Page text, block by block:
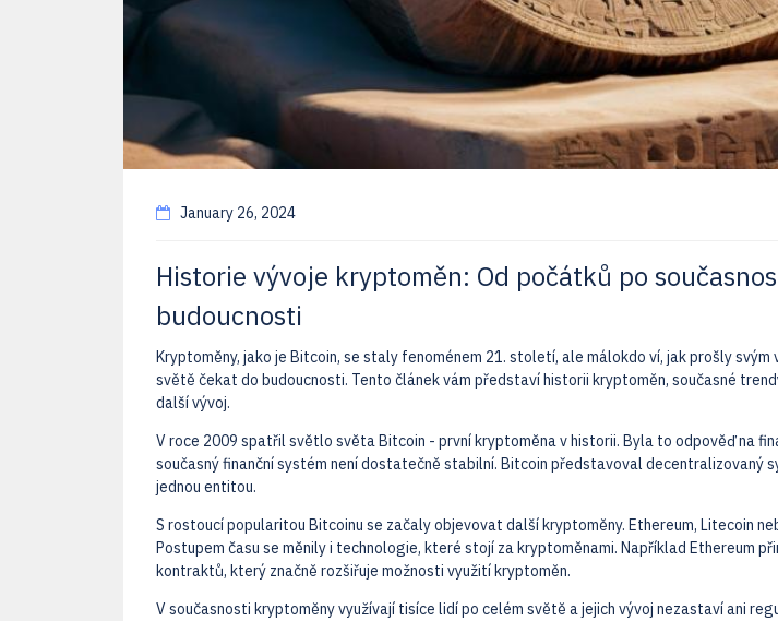
January 26, 2024
Historie vývoje kryptoměn: Od počátků po
budoucnosti
Kryptoměny, jako je Bitcoin, se staly fenoménem 21. století, ale málokdo ví, jak prošly svým
světě čekat do budoucnosti. Tento článek vám představí historii kryptoměn, současné
další vývoj.
V roce 2009 spatřil světlo světa Bitcoin - první kryptoměna v historii. Byla to odpověď na
současný finanční systém není dostatečně stabilní. Bitcoin představoval decentralizovaný
jednou entitou.
S rostoucí popularitou Bitcoinu se začaly objevovat další kryptoměny. Ethereum, Litecoin
Postupem času se měnily i technologie, které stojí za kryptoměnami. Například Ethereum
kontraktů, který značně rozšiřuje možnosti využití kryptoměn.
V současnosti kryptoměny využívají tisíce lidí po celém světě a jejich vývoj nezastaví ani